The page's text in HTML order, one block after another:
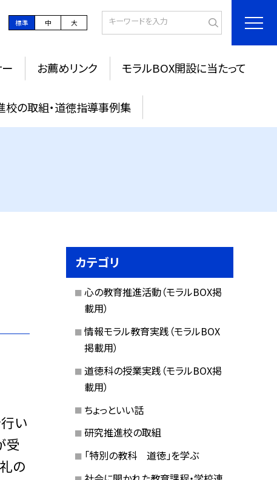
標準 中 大
お薦めリンク モラルBOX開設に当たって
校の取組・道徳指導事例集
い
受
の
カテゴリ
心の教育推進活動（モラルBOX掲
載用）
情報モラル教育実践（モラルBOX
掲載用）
道徳科の授業実践（モラルBOX掲
載用）
ちょっといい話
研究推進校の取組
「特別の教科 道徳」を学ぶ